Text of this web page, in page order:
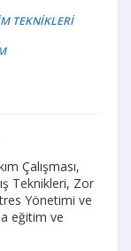
TEKNİKLERİ
Çalışması,
Teknikleri, Zor
Yönetimi ve
eğitim ve